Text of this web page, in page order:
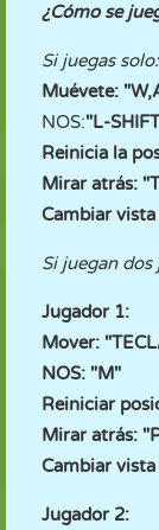
¿Cómo se
Si juegas solo:
Muévete:
NOS:"L-
Reinicia la
Mirar atrás:
Cambiar
Si juegan dos
Jugador 1:
Mover:
NOS: "M"
Reiniciar
Mirar atrás:
Cambiar
Jugador 2: